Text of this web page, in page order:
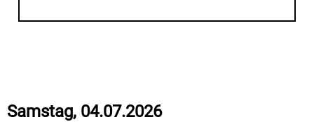
Samstag, 04.07.2026